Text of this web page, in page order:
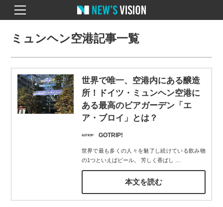
ミュンヘン空港記事一覧
世界で唯一、空港内にある醸造
所！ドイツ・ミュンヘン空港に
ある最高のビアガーデン「エ
ア・ブロイ」とは？
GOTRIP!
世界で最も多くの人々を魅了し続けている飲み物
の1つといえばビール。 芳しく香ばし
本文を読む